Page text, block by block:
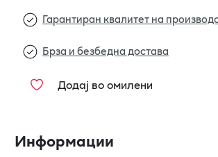
Гарантиран квалитет на
Брза и безбедна достава
Додај во омилени
Информации